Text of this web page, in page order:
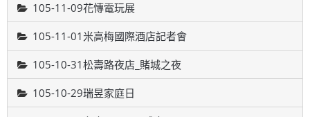
105-11-09花慱電玩展
105-11-01米高梅國際酒店記者會
105-10-31松壽路夜店_賭城之夜
105-10-29瑞昱家庭日